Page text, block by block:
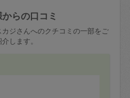
らの口コミ
ジさんへのクチコミの一部をご
します。